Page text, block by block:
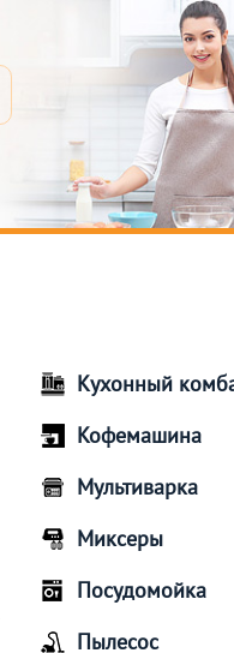
Кухонный
Кофемашина
Мультиварка
Миксеры
Посудомойка
Пылесос